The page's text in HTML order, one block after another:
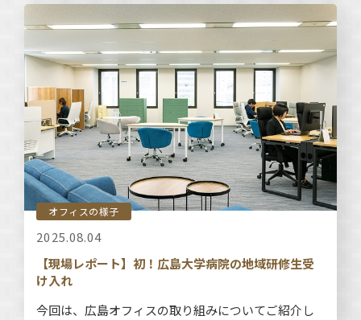
オフィスの様子
2025.08.04
【現場レポート】初！広島大学病院の地域研修生受
け入れ
今回は、広島オフィスの取り組みについてご紹介し